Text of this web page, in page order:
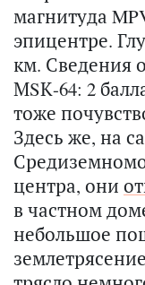
магнитуда
эпицентре.
км. Сведения
МSК-64: 2
тоже
Здесь же, на
центра, они
в частном
небольшое